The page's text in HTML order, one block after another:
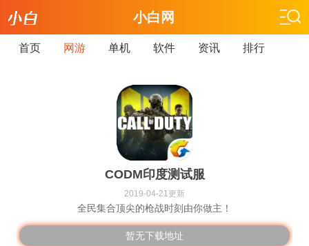
小白网
首页 网游 单机 软件 资讯 排行
CODM印度测试服
2019-04-21更新
全民集合顶尖的枪战时刻由你做主！
暂无下载地址